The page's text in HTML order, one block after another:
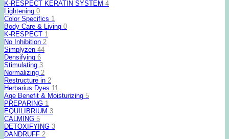
K-RESPECT KERATIN SYSTEM 4
Lightening 0
Color Specifics 1
Body Care & Living 0
K-RESPECT 1
No Inhibition 2
Simplyzen 44
Densifying 6
Stimulating 3
Normalizing 2
Restructure in 2
Herbarius Dyes 11
Age Benefit & Moisturizing 5
PREPARING 1
EQUILIBRIUM 3
CALMING 5
DETOXIFYING 3
DANDRUFF 2